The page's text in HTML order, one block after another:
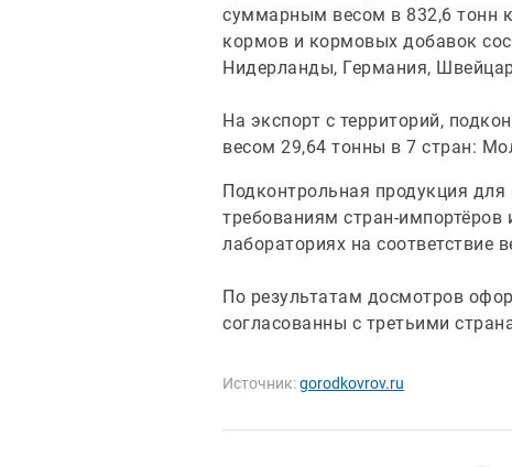
суммарным весом в 832,6 тонн
кормов и кормовых добавок
Нидерланды, Германия,
На экспорт с территорий,
весом 29,64 тонны в 7 стран:
Подконтрольная продукция
требованиям стран-
лабораториях на соответствие
По результатам досмотров
согласованны с третьими
Источник:gorodkovrov.ru